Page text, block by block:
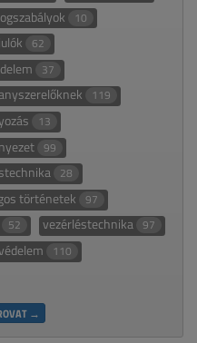
10
62
37
119
13
99
28
történetek 97
52 vezérléstechnika 97
110
→